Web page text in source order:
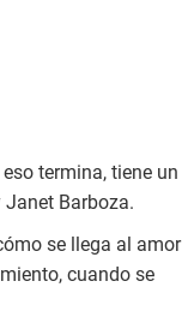
termina, tiene un
Janet Barboza.
se llega al amor
cuando se